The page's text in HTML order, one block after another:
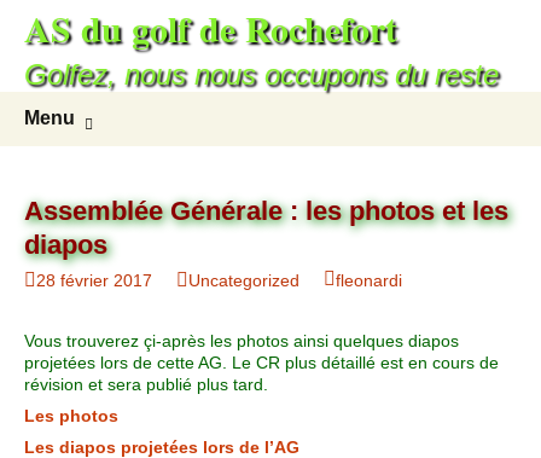
contenu
AS du golf de Rochefort
Golfez, nous nous occupons du reste
Menu
Assemblée Générale : les photos et les
diapos
28 février 2017 Uncategorized fleonardi
Vous trouverez çi-après les photos ainsi quelques diapos
projetées lors de cette AG. Le CR plus détaillé est en cours de
révision et sera publié plus tard.
Les photos
Les diapos projetées lors de l’AG